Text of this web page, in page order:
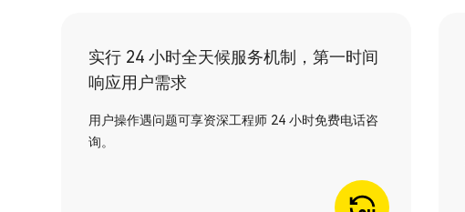
实行 24 小时全天候服务机制，第一时间
响应用户需求
用户操作遇问题可享资深工程师 24 小时免费电话咨
询。